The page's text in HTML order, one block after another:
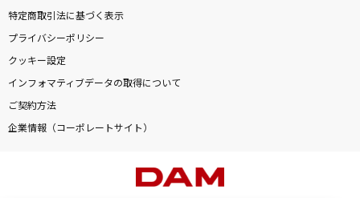
特定商取引法に基づく表示
プライバシーポリシー
クッキー設定
インフォマティブデータの取得について
ご契約方法
企業情報（コーポレートサイト）